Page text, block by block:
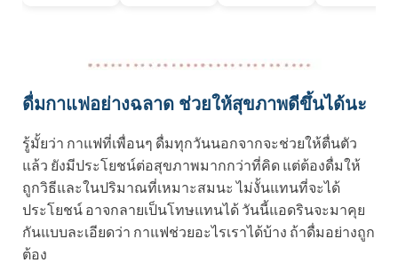
ดื่มกาแฟอย่างฉลาด ช่วยให้สุขภาพดีขึ้นได้นะ
รู้มั้ยว่า กาแฟที่เพื่อนๆ ดื่มทุกวันนอกจากจะช่วยให้ตื่นตัว
แล้ว ยังมีประโยชน์ต่อสุขภาพมากกว่าที่คิด แต่ต้องดื่มให้
ถูกวิธีและในปริมาณที่เหมาะสมนะ ไม่งั้นแทนที่จะได้
ประโยชน์ อาจกลายเป็นโทษแทนได้ วันนี้แอดรินจะมาคุย
กันแบบละเอียดว่า กาแฟช่วยอะไรเราได้บ้าง ถ้าดื่มอย่างถูก
ต้อง